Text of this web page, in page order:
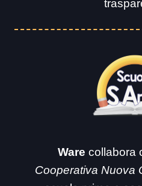
Ware collabora
Cooperativa Nuova